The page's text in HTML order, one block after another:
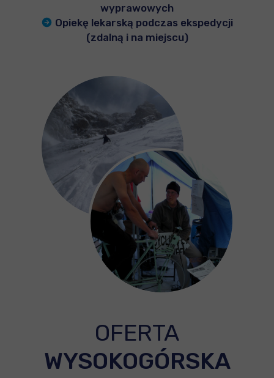
OFERTA
WYSOKOGÓRSKA
wyprawowych
Opiekę lekarską podczas ekspedycji
(zdalną i na miejscu)